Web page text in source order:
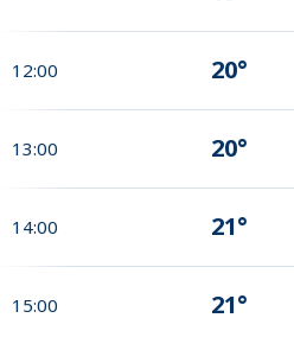
12:00 20°
13:00 20°
14:00 21°
15:00 21°